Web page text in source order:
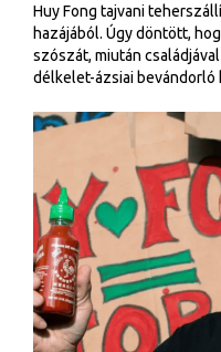
Huy Fong tajvani
hazájából. Úgy döntött,
szószát, miután
délkelet-ázsiai bevándorló